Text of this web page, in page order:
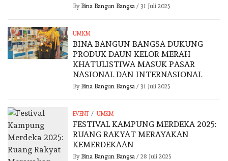
By Bina Bangun Bangsa/ 31 Juli 2025
UMKM
BINA BANGUN BANGSA DUKUNG
PRODUK DAUN KELOR MERAH
KHATULISTIWA MASUK PASAR
NASIONAL DAN INTERNASIONAL
By Bina Bangun Bangsa/ 31 Juli 2025
EVENT / UMKM
FESTIVAL KAMPUNG MERDEKA 2025:
RUANG RAKYAT MERAYAKAN
KEMERDEKAAN
By Bina Bangun Bangsa/ 28 Juli 2025